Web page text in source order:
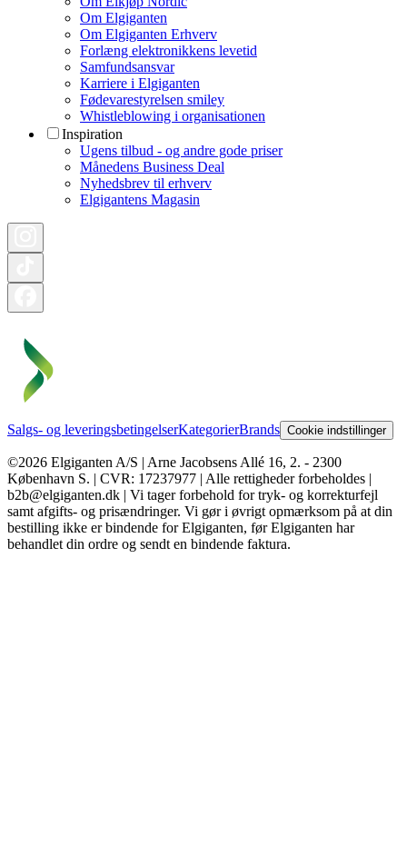
Om Elgiganten
Om Elgiganten Erhverv
Forlæng elektronikkens levetid
Samfundsansvar
Karriere i Elgiganten
Fødevarestyrelsen smiley
Whistleblowing i organisationen
Inspiration
Ugens tilbud - og andre gode priser
Månedens Business Deal
Nyhedsbrev til erhverv
Elgigantens Magasin
Salgs- og leveringsbetingelserKategorierBrands Cookie indstillinger
©2026 Elgiganten A/S | Arne Jacobsens Allé 16, 2. - 2300
København S. | CVR: 17237977 | Alle rettigheder forbeholdes |
b2b@elgiganten.dk | Vi tager forbehold for tryk- og korrekturfejl
samt afgifts- og prisændringer. Vi gør i øvrigt opmærksom på at din
bestilling ikke er bindende for Elgiganten, før Elgiganten har
behandlet din ordre og sendt en bindende faktura.